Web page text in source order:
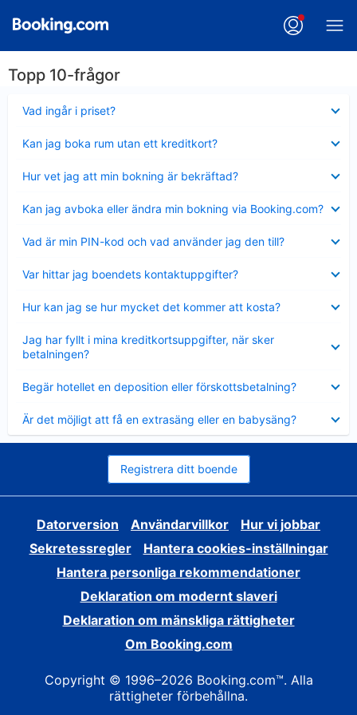
Topp 10-frågor
Vad ingår i priset?
mindre
Kan jag boka rum utan ett kreditkort?
mindre
Hur vet jag att min bokning är bekräftad?
mindre
Kan jag avboka eller ändra min bokning via Booking.com?
mindre
Vad är min PIN-kod och vad använder jag den till?
mindre
Var hittar jag boendets kontaktuppgifter?
mindre
Hur kan jag se hur mycket det kommer att kosta?
mindre
Jag har fyllt i mina kreditkortsuppgifter, när sker
betalningen?
mindre
Begär hotellet en deposition eller förskottsbetalning?
mindre
Är det möjligt att få en extrasäng eller en babysäng?
mindre
Registrera ditt boende
Datorversion Användarvillkor
Hur vi jobbar
Sekretessregler
Hantera cookies-inställningar
Hantera personliga rekommendationer
Deklaration om modernt slaveri
Deklaration om mänskliga rättigheter
Om Booking.com
Copyright © 1996–2026 Booking.com™. Alla
rättigheter förbehållna.